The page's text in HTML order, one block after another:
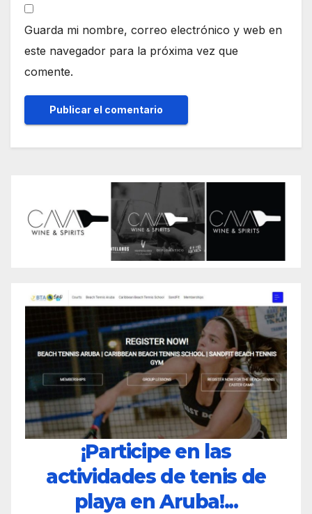
Guarda mi nombre, correo electrónico y web en
este navegador para la próxima vez que
comente.
¡Participe en las
actividades de tenis de
playa en Aruba!...